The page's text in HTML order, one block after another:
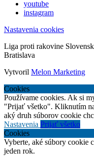
youtube
instagram
Nastavenia cookies
Liga proti rakovine
Bratislava
Vytvoril Melon Marketing
Cookies
Používame cookies. Ak si
"Prijať všetko". Kliknutím
aký druh súborov cookie
Nastavenia Prijať všetko
Cookies
Vyberte, aké súbory cookie
jeden rok.